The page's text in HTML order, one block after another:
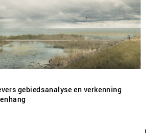
gebiedsanalyse en verkenning